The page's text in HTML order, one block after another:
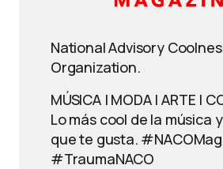
National Advisory
Organization.
MÚSICA | MODA | ARTE |
Lo más cool de la música
que te gusta.
#TraumaNACO